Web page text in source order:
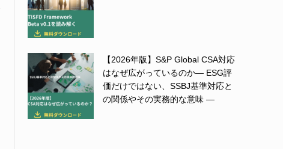
【2026年版】S&P Global CSA対応
はなぜ広がっているのか― ESG評
価だけではない、SSBJ基準対応と
の関係やその実務的な意味 ―